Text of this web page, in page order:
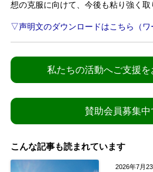
想の克服に向けて、今後も粘り強く取
▽声明文のダウンロードはこちら（ワ
私たちの活動へご支援を
賛助会員募集中
こんな記事も読まれています
2026年7月